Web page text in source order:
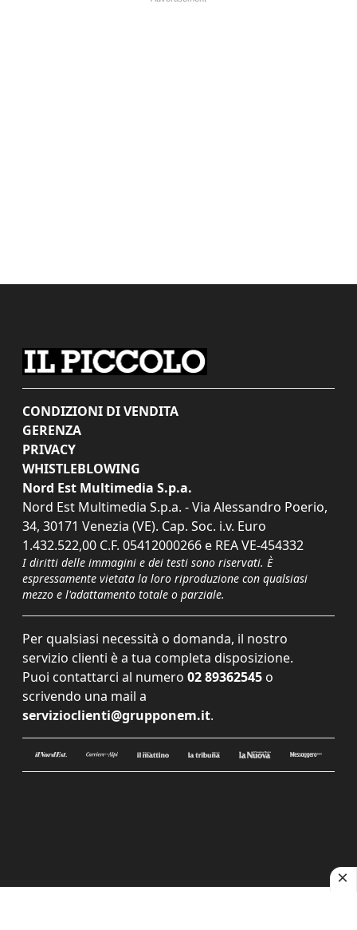
CONDIZIONI DI VENDITA
GERENZA
PRIVACY
WHISTLEBLOWING
Nord Est Multimedia S.p.a.
Nord Est Multimedia S.p.a. - Via Alessandro Poerio,
34, 30171 Venezia (VE). Cap. Soc. i.v. Euro
1.432.522,00 C.F. 05412000266 e REA VE-454332
I diritti delle immagini e dei testi sono riservati. È
espressamente vietata la loro riproduzione con qualsiasi
mezzo e l'adattamento totale o parziale.
Per qualsiasi necessità o domanda, il nostro
servizio clienti è a tua completa disposizione.
Puoi contattarci al numero 02 89362545 o
scrivendo una mail a
servizioclienti@grupponem.it.